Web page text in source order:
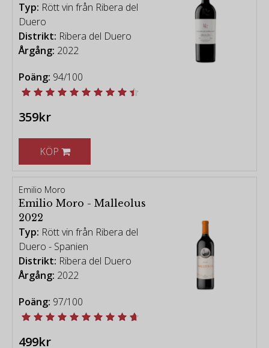
Typ: Rött vin från Ribera del
Duero
Distrikt: Ribera del Duero
Årgång: 2022
Poäng: 94/100
359kr
KÖP
Emilio Moro
Emilio Moro - Malleolus
2022
Typ: Rött vin från Ribera del
Duero - Spanien
Distrikt: Ribera del Duero
Årgång: 2022
Poäng: 97/100
499kr